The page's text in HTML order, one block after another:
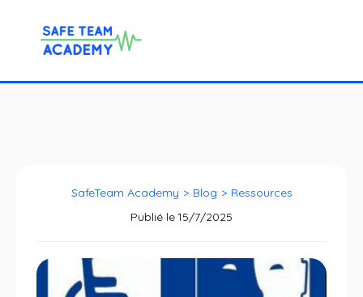
SafeTeam Academy > Blog > Ressources
Publié le15/7/2025